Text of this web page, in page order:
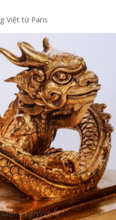
Việt từ Paris